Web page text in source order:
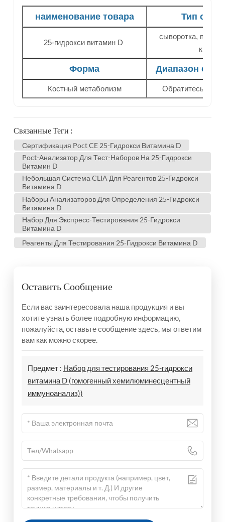
наименование товара Тип
25-гидрокси витамин D
сыворотка,
кровь
Форма Диапазон
Костный метаболизм Обратитесь к
Связанные Теги :
Сертификация Poct CE 25-Гидрокси Витамина D
Poct-Анализатор Для Тест-Наборов На 25-Гидрокси
Витамин D
Небольшая Система CLIA Для Реагентов 25-Гидрокси
Витамина D
Наборы Анализаторов Для Определения 25-Гидрокси
Витамина D
Набор Для Экспресс-Тестирования 25-Гидрокси
Витамина D
Реагенты Для Тестирования 25-Гидрокси Витамина D
Оставить Сообщение
Если вас заинтересовала наша продукция и вы
хотите узнать более подробную информацию,
пожалуйста, оставьте сообщение здесь, мы ответим
вам как можно скорее.
Предмет : Набор для тестирования 25-гидрокси
витамина D (гомогенный хемилюминесцентный
иммуноанализ))